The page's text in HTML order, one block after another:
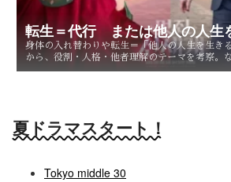
転生＝代行 または他人の人生
身体の入れ替わりや転生＝「他人の人生を生き
から、役割・人格・他者理解のテーマを考察。
夏ドラマスタート！
Tokyo middle 30